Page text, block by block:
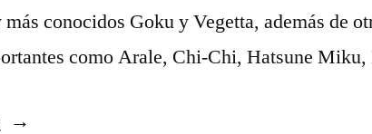
conocidos Goku y Vegetta, además de
como Arale, Chi-Chi, Hatsune
«equipaciones